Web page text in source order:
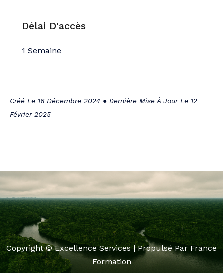
Délai D'accès
1 Semaine
Créé Le 16 Décembre 2024 ● Dernière Mise À Jour Le 12
Février 2025
Copyright © Excellence Services | Propulsé Par France
Formation